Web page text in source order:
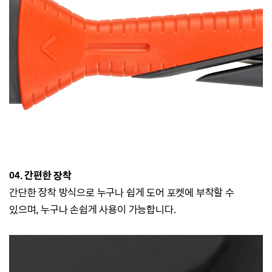
04. 간편한 장착
간단한 장착 방식으로 누구나 쉽게 도어 포켓에 부착할 수
있으며, 누구나 손쉽게 사용이 가능합니다.